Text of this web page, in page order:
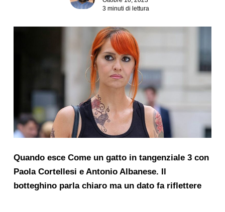
3 minuti di lettura
Quando esce Come un gatto in tangenziale 3 con
Paola Cortellesi e Antonio Albanese. Il
botteghino parla chiaro ma un dato fa riflettere